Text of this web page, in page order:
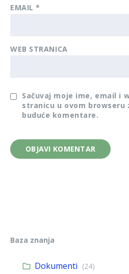
EMAIL*
WEB STRANICA
Sačuvaj moje ime, email i
stranicu u ovom browseru
buduće komentare.
Baza znanja
Dokumenti (24)